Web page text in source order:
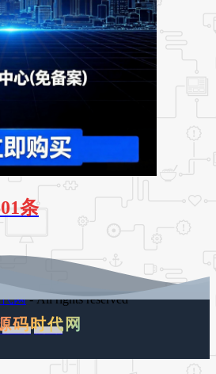
条
网- All rights reserved
百度地图 谷歌地图
码时代网